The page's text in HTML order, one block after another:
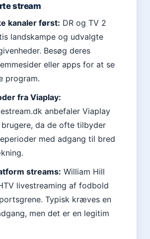
stream
kanaler først: DR og TV 2
landskampe og udvalgte
Besøg deres
eller apps for at se
program.
fra Viaplay:
anbefaler Viaplay
da de ofte tilbyder
med adgang til bred
streams: William Hill
livestreaming af fodbold
Typisk kræves en
men det er en legitim